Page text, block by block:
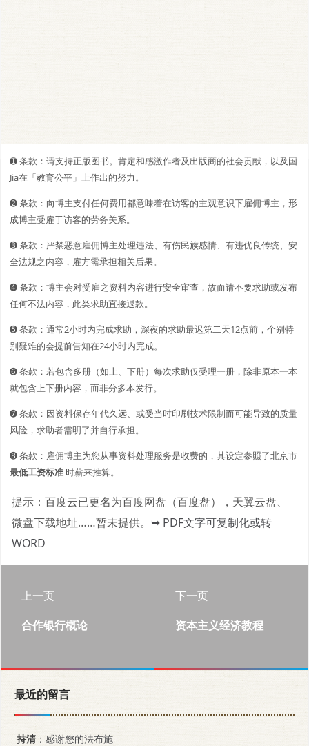
➊️ 条款：请支持正版图书。肯定和感激作者及出版商的社会贡献，以及国
Jia在「教育公平」上作出的努力。
➋️️ 条款：向博主支付任何费用都意味着在访客的主观意识下雇佣博主，形
成博主受雇于访客的劳务关系。
➌ 条款：严禁恶意雇佣博主处理违法、有伤民族感情、有违优良传统、安
全法规之内容，雇方需承担相关后果。
➍ 条款：博主会对受雇之资料内容进行安全审查，故而请不要求助或发布
任何不法内容，此类求助直接退款。
➎ 条款：通常2小时内完成求助，深夜的求助最迟第二天12点前，个别特
别疑难的会提前告知在24小时内完成。
➏ 条款：若包含多册（如上、下册）每次求助仅受理一册，除非原本一本
就包含上下册内容，而非分多本发行。
➐ 条款：因资料保存年代久远、或受当时印刷技术限制而可能导致的质量
风险，求助者需明了并自行承担。
➑ 条款：雇佣博主为您从事资料处理服务是收费的，其设定参照了北京市
最低工资标准时薪来推算。
提示：百度云已更名为百度网盘（百度盘），天翼云盘、
微盘下载地址……暂未提供。 ➥ PDF文字可复制化或转
WORD
上一页
合作银行概论
下一页
资本主义经济教程
最近的留言
持清 ：感谢您的法布施